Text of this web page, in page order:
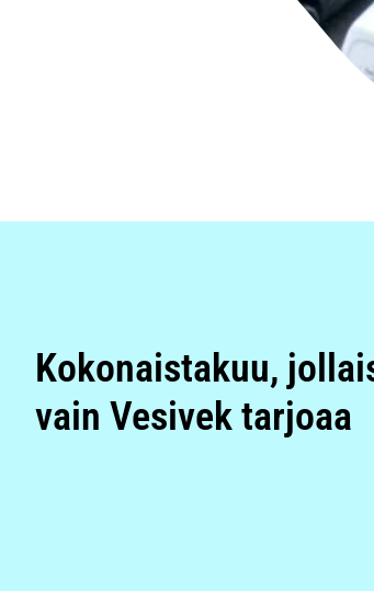
Kokonaistakuu,
vain Vesivek tarjoaa